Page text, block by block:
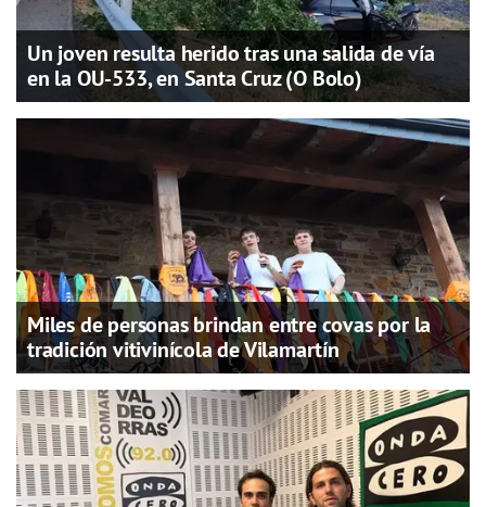
Un joven resulta herido tras una salida de vía
en la OU-533, en Santa Cruz (O Bolo)
Miles de personas brindan entre covas por la
tradición vitivinícola de Vilamartín